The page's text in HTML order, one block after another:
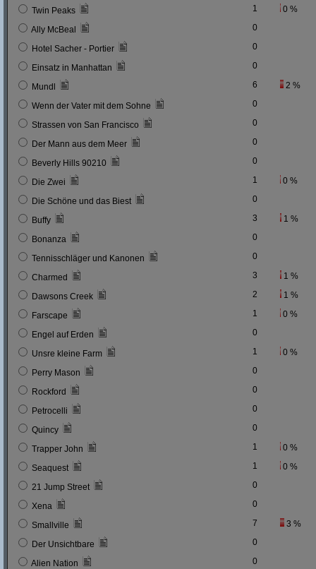
Twin Peaks 1 0 %
Ally McBeal 0
Hotel Sacher - Portier 0
Einsatz in Manhattan 0
Mundl 6 2 %
Wenn der Vater mit dem Sohne 0
Strassen von San Francisco 0
Der Mann aus dem Meer 0
Beverly Hills 90210 0
Die Zwei 1 0 %
Die Schöne und das Biest 0
Buffy 3 1 %
Bonanza 0
Tennisschläger und Kanonen 0
Charmed 3 1 %
Dawsons Creek 2 1 %
Farscape 1 0 %
Engel auf Erden 0
Unsre kleine Farm 1 0 %
Perry Mason 0
Rockford 0
Petrocelli 0
Quincy 0
Trapper John 1 0 %
Seaquest 1 0 %
21 Jump Street 0
Xena 0
Smallville 7 3 %
Der Unsichtbare 0
Alien Nation 0